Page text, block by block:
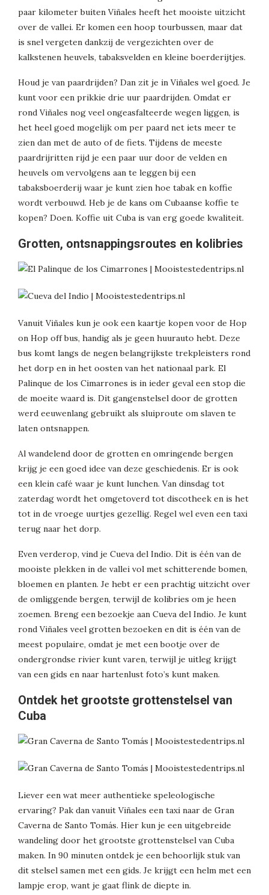
paar kilometer buiten Viñales heeft het mooiste uitzicht
over de vallei. Er komen een hoop tourbussen, maar dat
is snel vergeten dankzij de vergezichten over de
kalkstenen heuvels, tabaksvelden en kleine boerderijtjes.
Houd je van paardrijden? Dan zit je in Viñales wel goed. Je
kunt voor een prikkie drie uur paardrijden. Omdat er
rond Viñales nog veel ongeasfalteerde wegen liggen, is
het heel goed mogelijk om per paard net iets meer te
zien dan met de auto of de fiets. Tijdens de meeste
paardrijritten rijd je een paar uur door de velden en
heuvels om vervolgens aan te leggen bij een
tabaksboerderij waar je kunt zien hoe tabak en koffie
wordt verbouwd. Heb je de kans om Cubaanse koffie te
kopen? Doen. Koffie uit Cuba is van erg goede kwaliteit.
Grotten, ontsnappingsroutes en kolibries
Vanuit Viñales kun je ook een kaartje kopen voor de Hop
on Hop off bus, handig als je geen huurauto hebt. Deze
bus komt langs de negen belangrijkste trekpleisters rond
het dorp en in het oosten van het nationaal park. El
Palinque de los Cimarrones is in ieder geval een stop die
de moeite waard is. Dit gangenstelsel door de grotten
werd eeuwenlang gebruikt als sluiproute om slaven te
laten ontsnappen.
Al wandelend door de grotten en omringende bergen
krijg je een goed idee van deze geschiedenis. Er is ook
een klein café waar je kunt lunchen. Van dinsdag tot
zaterdag wordt het omgetoverd tot discotheek en is het
tot in de vroege uurtjes gezellig. Regel wel even een taxi
terug naar het dorp.
Even verderop, vind je Cueva del Indio. Dit is één van de
mooiste plekken in de vallei vol met schitterende bomen,
bloemen en planten. Je hebt er een prachtig uitzicht over
de omliggende bergen, terwijl de kolibries om je heen
zoemen. Breng een bezoekje aan Cueva del Indio. Je kunt
rond Viñales veel grotten bezoeken en dit is één van de
meest populaire, omdat je met een bootje over de
ondergrondse rivier kunt varen, terwijl je uitleg krijgt
van een gids en naar hartenlust foto’s kunt maken.
Ontdek het grootste grottenstelsel van
Cuba
Liever een wat meer authentieke speleologische
ervaring? Pak dan vanuit Viñales een taxi naar de Gran
Caverna de Santo Tomás. Hier kun je een uitgebreide
wandeling door het grootste grottenstelsel van Cuba
maken. In 90 minuten ontdek je een behoorlijk stuk van
dit stelsel samen met een gids. Je krijgt een helm met een
lampje erop, want je gaat flink de diepte in.